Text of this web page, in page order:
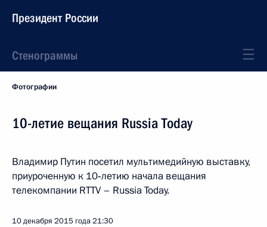
Президент России
Стенограммы
Фотографии
10-летие вещания Russia Today
Владимир Путин посетил мультимедийную выставку,
приуроченную к 10‑летию начала вещания
телекомпании RTTV – Russia Today.
10 декабря 2015 года21:30